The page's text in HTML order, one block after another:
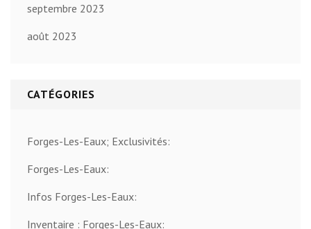
septembre 2023
août 2023
CATÉGORIES
Forges-Les-Eaux; Exclusivités:
Forges-Les-Eaux:
Infos Forges-Les-Eaux:
Inventaire : Forges-Les-Eaux: